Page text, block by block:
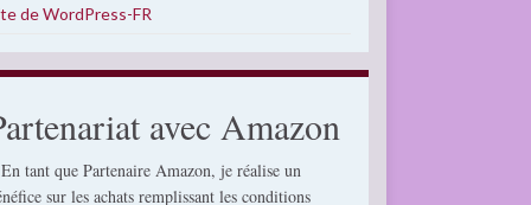
de WordPress-FR
avec Amazon
tant que Partenaire Amazon, je réalise un
sur les achats remplissant les conditions